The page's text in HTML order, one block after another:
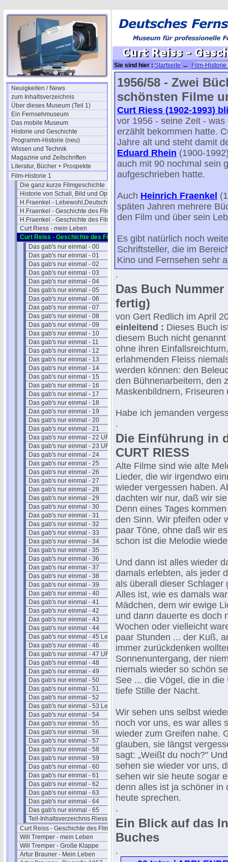
Neuigkeiten / News
zum Inhaltsverzeichnis
Über dieses Museum (Teil 1)
Ein Fernsehmuseum
Das mobile Museum
Historie und Geschichte
Programm-Historie (neu)
Wissen und Technik
Magazine und Zeitschriften
Literatur, Bücher + Prospekte
Film-Historie 1
Die ganz kurze Filmgeschichte
Historie von Schall, Bild und Optik
H.Fraenkel - Lebewohl,Deutschland
H.Fraenkel - Geschichte des Films 1
H.Fraenkel - Geschichte des Films 2
Curt Riess - mein Leben
Curt Reiss - Geschichte des Films I
Das gab's nur einmal - 00
Das gab's nur einmal - 01
Das gab's nur einmal - 02
Das gab's nur einmal - 03
Das gab's nur einmal - 04
Das gab's nur einmal - 05
Das gab's nur einmal - 06
Das gab's nur einmal - 07
Das gab's nur einmal - 08
Das gab's nur einmal - 09
Das gab's nur einmal - 10
Das gab's nur einmal - 11
Das gab's nur einmal - 12
Das gab's nur einmal - 13
Das gab's nur einmal - 14
Das gab's nur einmal - 15
Das gab's nur einmal - 16
Das gab's nur einmal - 17
Das gab's nur einmal - 18
Das gab's nur einmal - 19
Das gab's nur einmal - 20
Das gab's nur einmal - 21
Das gab's nur einmal - 22 UFA
Das gab's nur einmal - 23 UFA
Das gab's nur einmal - 24
Das gab's nur einmal - 25
Das gab's nur einmal - 26
Das gab's nur einmal - 27
Das gab's nur einmal - 28
Das gab's nur einmal - 29
Das gab's nur einmal - 30
Das gab's nur einmal - 31
Das gab's nur einmal - 32
Das gab's nur einmal - 33
Das gab's nur einmal - 34
Das gab's nur einmal - 35
Das gab's nur einmal - 36
Das gab's nur einmal - 37
Das gab's nur einmal - 38
Das gab's nur einmal - 39
Das gab's nur einmal - 40
Das gab's nur einmal - 41
Das gab's nur einmal - 42
Das gab's nur einmal - 43
Das gab's nur einmal - 44
Das gab's nur einmal - 45 Leander
Das gab's nur einmal - 46
Das gab's nur einmal - 47 UFA
Das gab's nur einmal - 48
Das gab's nur einmal - 49
Das gab's nur einmal - 50
Das gab's nur einmal - 51
Das gab's nur einmal - 52
Das gab's nur einmal - 53 Leander
Das gab's nur einmal - 54
Das gab's nur einmal - 55
Das gab's nur einmal - 56
Das gab's nur einmal - 57
Das gab's nur einmal - 58
Das gab's nur einmal - 59
Das gab's nur einmal - 60
Das gab's nur einmal - 61
Das gab's nur einmal - 62
Das gab's nur einmal - 63
Das gab's nur einmal - 64
Das gab's nur einmal - 65
Teil-Inhaltsverzeichnis Riess I
Curt Reiss - Geschichte des Films II
Will Tremper - mein Leben
Will Tremper - Große Klappe
Artur Brauner - Mein Leben
Sie sind hier : Startseite → Film-Historie
1956/58 - Zwei
schönsten Filme
Curt Riess (1902-1993)
vor 1956 - seine Zeit -
erzählt bekommen hatte.
Jahre alt und steht damit
Eduard Rhein (1900-
auch mit 90 nochmal sein
aufgeschrieben hatte.
Auch Heinrich Fraenkel
späten Jahren mehrere
den Film und über sein
Es gibt natürlich noch
Schriftsteller, die im
Kino und Fernsehen sehr
.
Das Buch
fertig)
von Gert Redlich im April
einleitend : Dieses Buch
diesem Buch nicht
ohne ihren
erlahmenden Fleiss
werden können: den
den Bühnenarbeitern, den
Maskenbildnern,
Habe ich jemanden
.
Die Einführung in
CURT RIESS
Alte Filme sind wie alte
Lieder, die wir irgendwo
wieder vergessen haben.
dachten wir nur, daß wir
Denn eines Tages
den Sinn. Wir pfeifen oder
paar Töne, ohne daß wir
schon ist die Melodie
Und dann ist alles wieder
damals erlebten, als jeder
als überall dieser Schlager
Alles ist, wie es damals
Mädchen, dem wir ewige
und dann dauerte es doch
Wochen oder vielleicht
paar Stunden ... der Kuß,
immer zurückdenken
Sonnenuntergang, der
niemals wieder so schön
See ... die Vögel, die in
tiefe Stille der Nacht.
Wir sehen uns selbst
noch vor uns, es war alles
wieder zum Greifen nahe.
glauben, sie längst
sagt: „Weißt du noch?"
sehen sie wieder vor uns,
sehen wir sie heute sogar
denn alles ist ja schöner in
heute sprechen.
.
Ein Blick auf das
Buches
.